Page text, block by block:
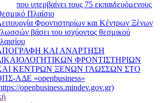
που υπερβαίνει τους 75 εκπαιδευόμενους
Πλαίσιο
Φροντιστηρίων και Κέντρων Ξένων
βάσει του ισχύοντος θεσμικού
ΚΑΙ ΑΝΑΡΤΗΣΗ
ΦΡΟΝΤΙΣΤΗΡΙΩΝ
ΚΕΝΤΡΩΝ ΞΕΝΩΝ ΓΛΩΣΣΩΝ ΣΤΟ
ΑΔΕ «openbusiness»
openbusiness.mindev.gov.gr)